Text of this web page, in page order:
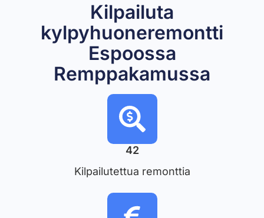
Kilpailuta
kylpyhuoneremontti
Espoossa
Remppakamussa
42
Kilpailutettua remonttia